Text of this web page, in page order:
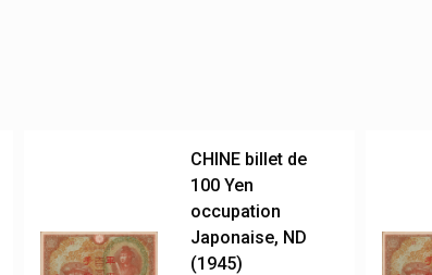
CHINE billet de
100 Yen
occupation
Japonaise, ND
(1945)